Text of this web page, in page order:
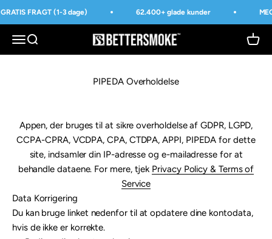
Spring til indhold
GRATIS FRAGT (1-3 dage) 62.400+ glade kunder
Åbn navigationsmenu
Åbn søgefunktionBetterSmoke™ Åbn
PIPEDA Overholdelse
Appen, der bruges til at sikre overholdelse af GDPR, LGPD,
CCPA-CPRA, VCDPA, CPA, CTDPA, APPI, PIPEDA for dette
site, indsamler din IP-adresse og e-mailadresse for at
behandle dataene. For mere, tjek Privacy Policy & Terms of
Service
Data Korrigering
Du kan bruge linket nedenfor til at opdatere dine kontodata,
hvis de ikke er korrekte.